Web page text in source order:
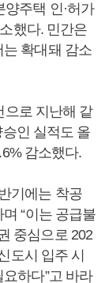
주택 인·허가
했다. 민간은
확대돼 감소
으로 지난해 같
인 실적도 올
감소했다.
기에는 착공
“이는 공급불
중심으로 202
도시 입주 시
하다”고 바라